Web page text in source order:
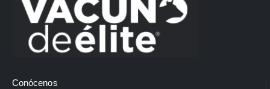
Conócenos